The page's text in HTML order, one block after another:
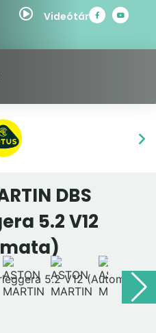
Videótár
DBS
5.2 V12